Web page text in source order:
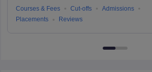
Courses & Fees Cut-offs
Admissions
Placements
Reviews